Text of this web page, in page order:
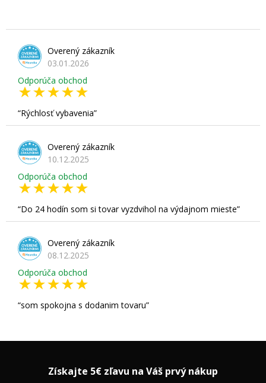
Overený zákazník
03.01.2026
Odporúča obchod
Rýchlosť vybavenia
Overený zákazník
10.12.2025
Odporúča obchod
Do 24 hodín som si tovar vyzdvihol na výdajnom mieste
Overený zákazník
08.12.2025
Odporúča obchod
som spokojna s dodanim tovaru
Získajte 5€ zľavu na Váš prvý nákup